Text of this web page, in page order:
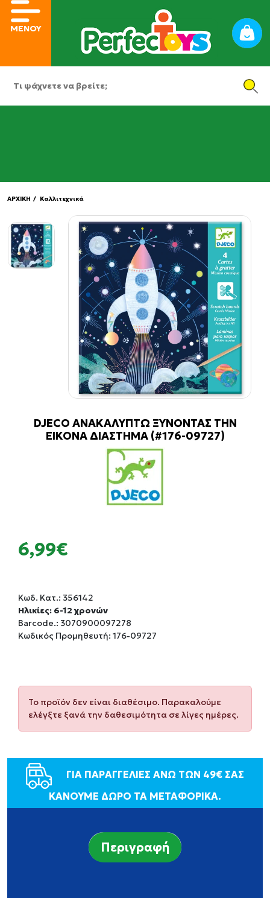
ΜΕΝΟΥ
ΑΡΧΙΚΗ / Καλλιτεχνικά
DJECO ΑΝΑΚΑΛΥΠΤΩ ΞΥΝΟΝΤΑΣ ΤΗΝ
ΕΙΚΟΝΑ ΔΙΑΣΤΗΜΑ (#176-09727)
6,99€
Κωδ. Κατ.: 356142
Ηλικίες: 6-12 χρονών
Barcode.: 3070900097278
Κωδικός Προμηθευτή: 176-09727
Το προϊόν δεν είναι διαθέσιμο. Παρακαλούμε
ελέγξτε ξανά την δαθεσιμότητα σε λίγες ημέρες.
ΓΙΑ ΠΑΡΑΓΓΕΛΙΕΣ ΑΝΩ ΤΩΝ 49€ ΣΑΣ
ΚΑΝΟΥΜΕ ΔΩΡΟ ΤΑ ΜΕΤΑΦΟΡΙΚΑ.
Περιγραφή